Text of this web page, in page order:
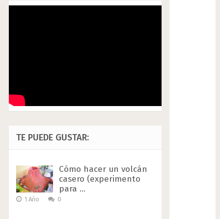
TE PUEDE GUSTAR:
Cómo hacer un volcán
casero (experimento
para …
1 Año 0